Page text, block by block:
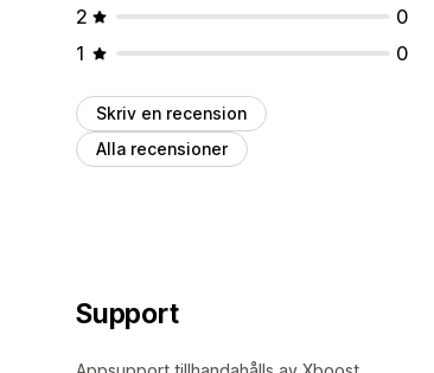
2
0
1
0
Skriv en recension
Alla recensioner
Support